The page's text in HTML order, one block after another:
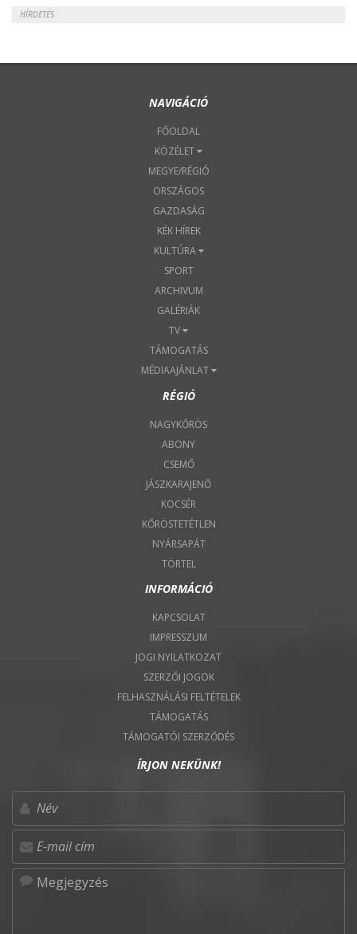
HÍRDETÉS
NAVIGÁCIÓ
FŐOLDAL
KÖZÉLET
MEGYE/RÉGIÓ
ORSZÁGOS
GAZDASÁG
KÉK HÍREK
KULTÚRA
SPORT
ARCHIVUM
GALÉRIÁK
TV
TÁMOGATÁS
MÉDIAAJÁNLAT
RÉGIÓ
NAGYKŐRÖS
ABONY
CSEMŐ
JÁSZKARAJENŐ
KOCSÉR
KŐRÖSTETÉTLEN
NYÁRSAPÁT
TÖRTEL
INFORMÁCIÓ
KAPCSOLAT
IMPRESSZUM
JOGI NYILATKOZAT
SZERZŐI JOGOK
FELHASZNÁLÁSI FELTÉTELEK
TÁMOGATÁS
TÁMOGATÓI SZERZŐDÉS
ÍRJON NEKÜNK!